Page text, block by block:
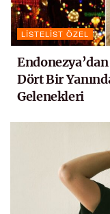
LISTELIST ÖZEL
Dört Bir
Gelenekleri